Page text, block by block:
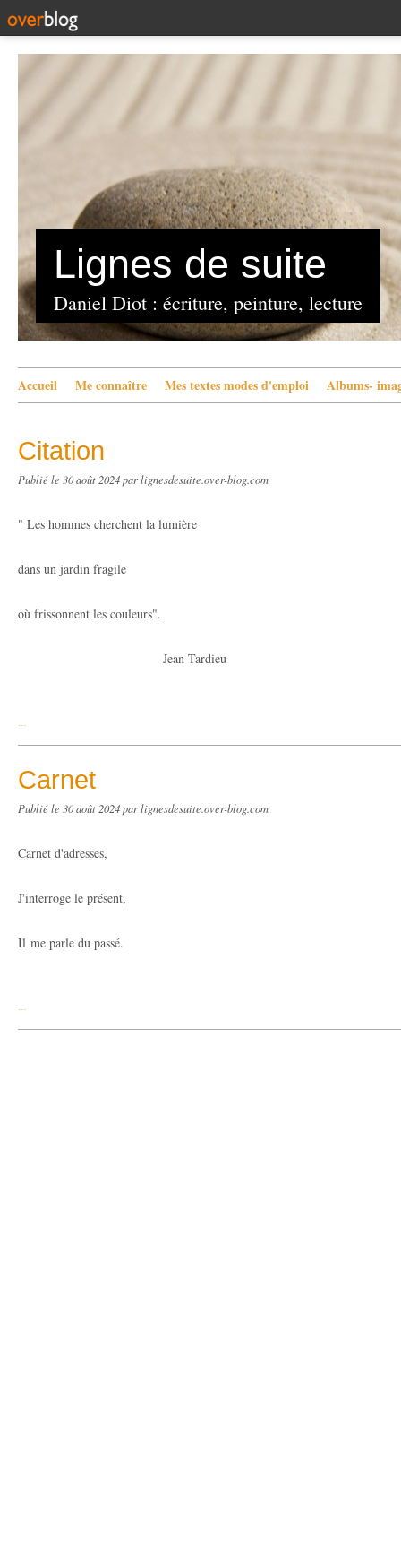
Lignes de suite
Daniel Diot : écriture, peinture, lecture
Accueil Me connaître Mes textes modes d'emploi Albums-
Citation
Publié le 30 août 2024par lignesdesuite.over-blog.com
" Les hommes cherchent la lumière
dans un jardin fragile
où frissonnent les couleurs".
Jean Tardieu
…
Carnet
Publié le 30 août 2024par lignesdesuite.over-blog.com
Carnet d'adresses,
J'interroge le présent,
Il me parle du passé.
…